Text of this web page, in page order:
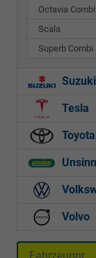
Octavia Combi
Scala
Superb Combi
Suzuki
Tesla
Toyota
Unsinn
Volvo
Fahrzeugnr.